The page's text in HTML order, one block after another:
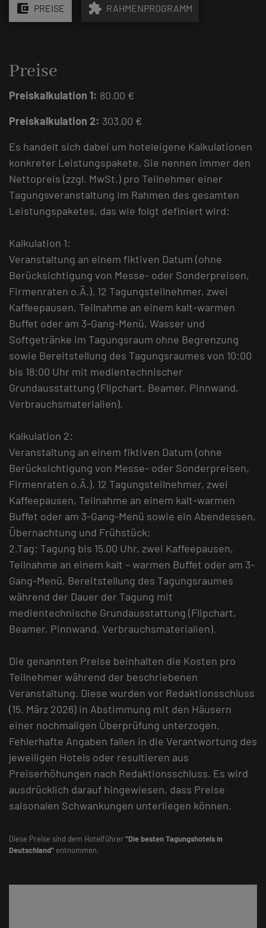
account_balance_wallet PREISE extension RAHMENPROGRAMM
Preise
Preiskalkulation 1: 80.00 €
Preiskalkulation 2: 303.00 €
Es handelt sich dabei um hoteleigene Kalkulationen
konkreter Leistungspakete. Sie nennen immer den
Nettopreis (zzgl. MwSt.) pro Teilnehmer einer
Tagungsveranstaltung im Rahmen des gesamten
Leistungspaketes, das wie folgt definiert wird:
Kalkulation 1:
Veranstaltung an einem fiktiven Datum (ohne
Berücksichtigung von Messe- oder Sonderpreisen,
Firmenraten o.Ä.). 12 Tagungsteilnehmer, zwei
Kaffeepausen, Teilnahme an einem kalt-warmen
Buffet oder am 3-Gang-Menü, Wasser und
Softgetränke im Tagungsraum ohne Begrenzung
sowie Bereitstellung des Tagungsraumes von 10:00
bis 18:00 Uhr mit medientechnischer
Grundausstattung (Flipchart, Beamer, Pinnwand,
Verbrauchsmaterialien).
Kalkulation 2:
Veranstaltung an einem fiktiven Datum (ohne
Berücksichtigung von Messe- oder Sonderpreisen,
Firmenraten o.Ä.). 12 Tagungsteilnehmer, zwei
Kaffeepausen, Teilnahme an einem kalt-warmen
Buffet oder am 3-Gang-Menü sowie ein Abendessen,
Übernachtung und Frühstück;
2.Tag: Tagung bis 15.00 Uhr, zwei Kaffeepausen,
Teilnahme an einem kalt – warmen Buffet oder am 3-
Gang-Menü, Bereitstellung des Tagungsraumes
während der Dauer der Tagung mit
medientechnische Grundausstattung (Flipchart,
Beamer, Pinnwand, Verbrauchsmaterialien).
Die genannten Preise beinhalten die Kosten pro
Teilnehmer während der beschriebenen
Veranstaltung. Diese wurden vor Redaktionsschluss
(15. März 2026) in Abstimmung mit den Häusern
einer nochmaligen Überprüfung unterzogen.
Fehlerhafte Angaben fallen in die Verantwortung des
jeweiligen Hotels oder resultieren aus
Preiserhöhungen nach Redaktionsschluss. Es wird
ausdrücklich darauf hingewiesen, dass Preise
saisonalen Schwankungen unterliegen können.
Diese Preise sind dem Hotelführer"Die besten Tagungshotels in
Deutschland" entnommen.